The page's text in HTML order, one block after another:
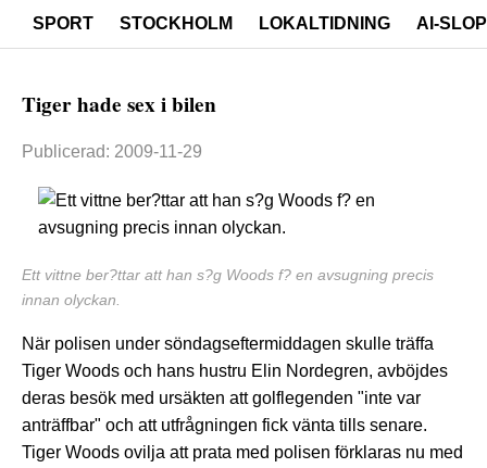
SPORT STOCKHOLM LOKALTIDNING AI-SLOP
Tiger hade sex i bilen
Publicerad: 2009-11-29
Ett vittne ber?ttar att han s?g Woods f? en avsugning precis
innan olyckan.
När polisen under söndagseftermiddagen skulle träffa
Tiger Woods och hans hustru Elin Nordegren, avböjdes
deras besök med ursäkten att golflegenden "inte var
anträffbar" och att utfrågningen fick vänta tills senare.
Tiger Woods ovilja att prata med polisen förklaras nu med